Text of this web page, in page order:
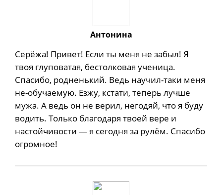
Антонина
Серёжа! Привет! Если ты меня не забыл! Я
твоя глуповатая, бестолковая ученица.
Спасибо, родненький. Ведь научил-таки меня
не-обучаемую. Езжу, кстати, теперь лучше
мужа. А ведь он не верил, негодяй, что я буду
водить. Только благодаря твоей вере и
настойчивости — я сегодня за рулём. Спасибо
огромное!